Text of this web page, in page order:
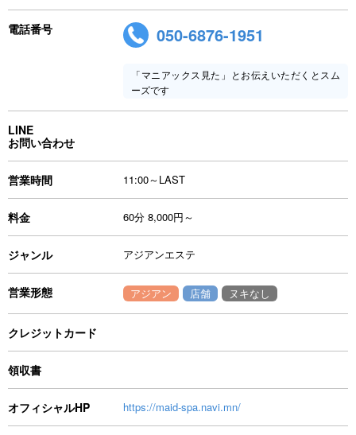
電話番号 050-6876-1951
「マニアックス見た」とお伝えいただくとスム
ーズです
LINE
お問い合わせ
営業時間 11:00～LAST
料金 60分 8,000円～
ジャンル アジアンエステ
営業形態 アジアン 店舗 ヌキなし
クレジットカード
領収書
オフィシャルHP https://maid-spa.navi.mn/